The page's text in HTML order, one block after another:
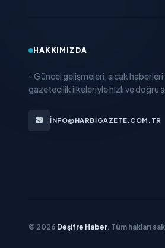
HAKKIMIZDA
- Güncel gelişmeleri, sıcak haberleri
gazetecilik ilkeleriyle hızlı ve doğru
INFO@HARBIGAZETE.COM.TR
© 2026 Deşifre Haber. Tüm hakları